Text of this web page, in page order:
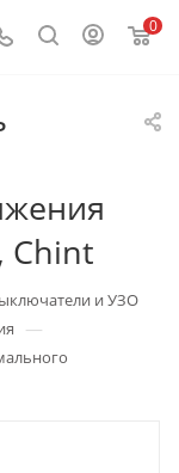
0
Chint
и УЗО
—